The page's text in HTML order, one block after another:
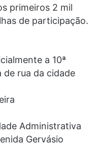
primeiros 2 mil
de participação.
a 10ª
rua da cidade
Administrativa
Gervásio